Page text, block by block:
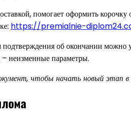
помогает оформить
https://premialnie-
об окончании можно
– неизменные параметры.
чтобы начать новый этап в